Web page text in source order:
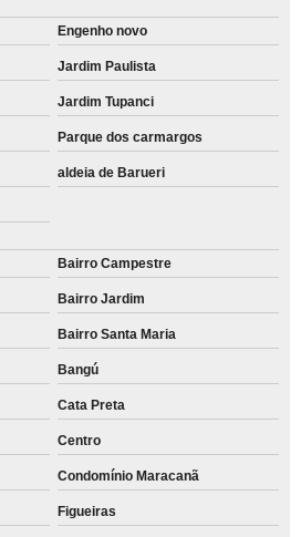
Engenho novo
Jardim Paulista
Jardim Tupanci
Parque dos carmargos
aldeia de Barueri
Bairro Campestre
Bairro Jardim
Bairro Santa Maria
Bangú
Cata Preta
Centro
Condomínio Maracanã
Figueiras